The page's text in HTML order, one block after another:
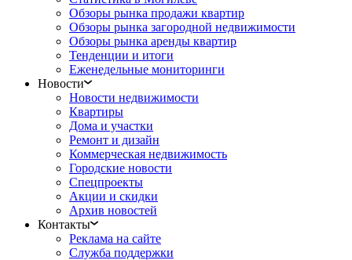
Обзоры рынка продажи квартир
Обзоры рынка загородной недвижимости
Обзоры рынка аренды квартир
Тенденции и итоги
Еженедельные мониторинги
Новости
Новости недвижимости
Квартиры
Дома и участки
Ремонт и дизайн
Коммерческая недвижимость
Городские новости
Спецпроекты
Акции и скидки
Архив новостей
Контакты
Реклама на сайте
Служба поддержки